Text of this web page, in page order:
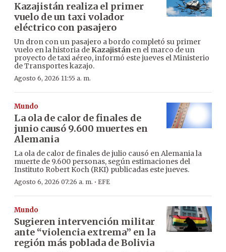
Kazajistán realiza el primer
vuelo de un taxi volador
eléctrico con pasajero
Un dron con un pasajero a bordo completó su primer
vuelo en la historia de Kazajistán en el marco de un
proyecto de taxi aéreo, informó este jueves el Ministerio
de Transportes kazajo.
Agosto 6, 2026 11:55 a. m.
Mundo
La ola de calor de finales de
junio causó 9.600 muertes en
Alemania
La ola de calor de finales de julio causó en Alemania la
muerte de 9.600 personas, según estimaciones del
Instituto Robert Koch (RKI) publicadas este jueves.
Agosto 6, 2026 07:26 a. m. · EFE
Mundo
Sugieren intervención militar
ante “violencia extrema” en la
región más poblada de Bolivia